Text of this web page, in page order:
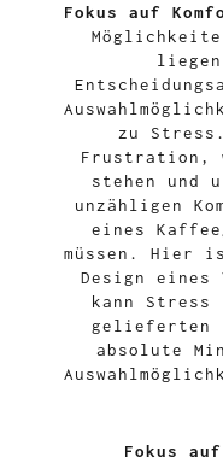
Fokus auf
zu
Frustration,
stehen und
unzähligen
eines
müssen. Hier
Design eines
kann Stress
gelieferten
absolute
Fokus